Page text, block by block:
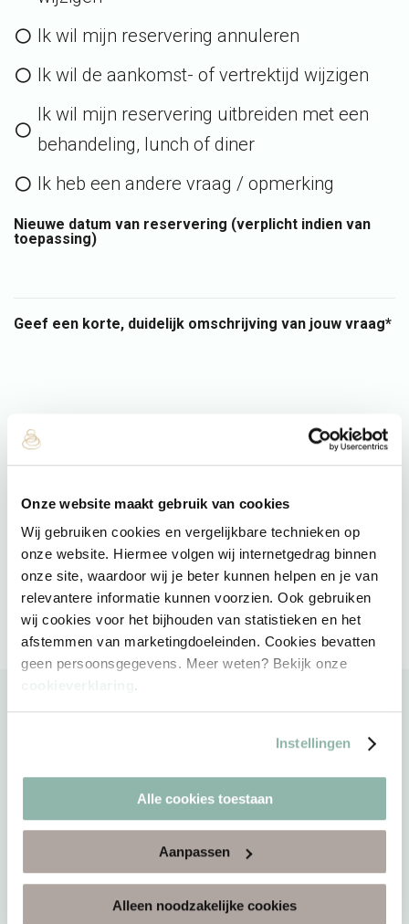
Onze website maakt gebruik van cookies
Wij gebruiken cookies en vergelijkbare technieken op
onze website. Hiermee volgen wij internetgedrag binnen
onze site, waardoor wij je beter kunnen helpen en je van
relevantere informatie kunnen voorzien. Ook gebruiken
wij cookies voor het bijhouden van statistieken en het
afstemmen van marketingdoeleinden. Cookies bevatten
geen persoonsgegevens. Meer weten? Bekijk onze
.
Instellingen
Alle cookies toestaan
Aanpassen
Alleen noodzakelijke cookies
Ik wil mijn reservering annuleren
Ik wil de aankomst- of vertrektijd wijzigen
Ik wil mijn reservering uitbreiden met een
behandeling, lunch of diner
Ik heb een andere vraag / opmerking
Nieuwe datum van reservering (verplicht indien van
toepassing)
Geef een korte, duidelijk omschrijving van jouw vraag*
Reserveren
E-ticket verzilveren